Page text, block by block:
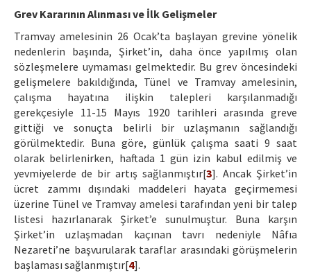
Grev Kararının Alınması ve İlk Gelişmeler
Tramvay amelesinin 26 Ocak’ta başlayan grevine yönelik
nedenlerin başında, Şirket’in, daha önce yapılmış olan
sözleşmelere uymaması gelmektedir. Bu grev öncesindeki
gelişmelere bakıldığında, Tünel ve Tramvay amelesinin,
çalışma hayatına ilişkin talepleri karşılanmadığı
gerekçesiyle 11-15 Mayıs 1920 tarihleri arasında greve
gittiği ve sonuçta belirli bir uzlaşmanın sağlandığı
görülmektedir. Buna göre, günlük çalışma saati 9 saat
olarak belirlenirken, haftada 1 gün izin kabul edilmiş ve
yevmiyelerde de bir artış sağlanmıştır[3]. Ancak Şirket’in
ücret zammı dışındaki maddeleri hayata geçirmemesi
üzerine Tünel ve Tramvay amelesi tarafından yeni bir talep
listesi hazırlanarak Şirket’e sunulmuştur. Buna karşın
Şirket’in uzlaşmadan kaçınan tavrı nedeniyle Nâfıa
Nezareti’ne başvurularak taraflar arasındaki görüşmelerin
başlaması sağlanmıştır[4].